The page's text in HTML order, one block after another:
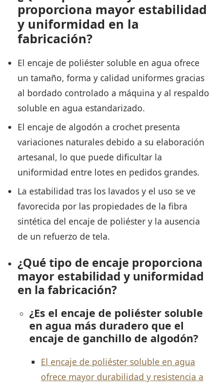
proporciona mayor estabilidad
y uniformidad en la
fabricación?
El encaje de poliéster soluble en agua ofrece
un tamaño, forma y calidad uniformes gracias
al bordado controlado a máquina y al respaldo
soluble en agua estandarizado.
El encaje de algodón a crochet presenta
variaciones naturales debido a su elaboración
artesanal, lo que puede dificultar la
uniformidad entre lotes en pedidos grandes.
La estabilidad tras los lavados y el uso se ve
favorecida por las propiedades de la fibra
sintética del encaje de poliéster y la ausencia
de un refuerzo de tela.
¿Qué tipo de encaje proporciona
mayor estabilidad y uniformidad
en la fabricación?
¿Es el encaje de poliéster soluble
en agua más duradero que el
encaje de ganchillo de algodón?
El encaje de poliéster soluble en agua
ofrece mayor durabilidad y resistencia a